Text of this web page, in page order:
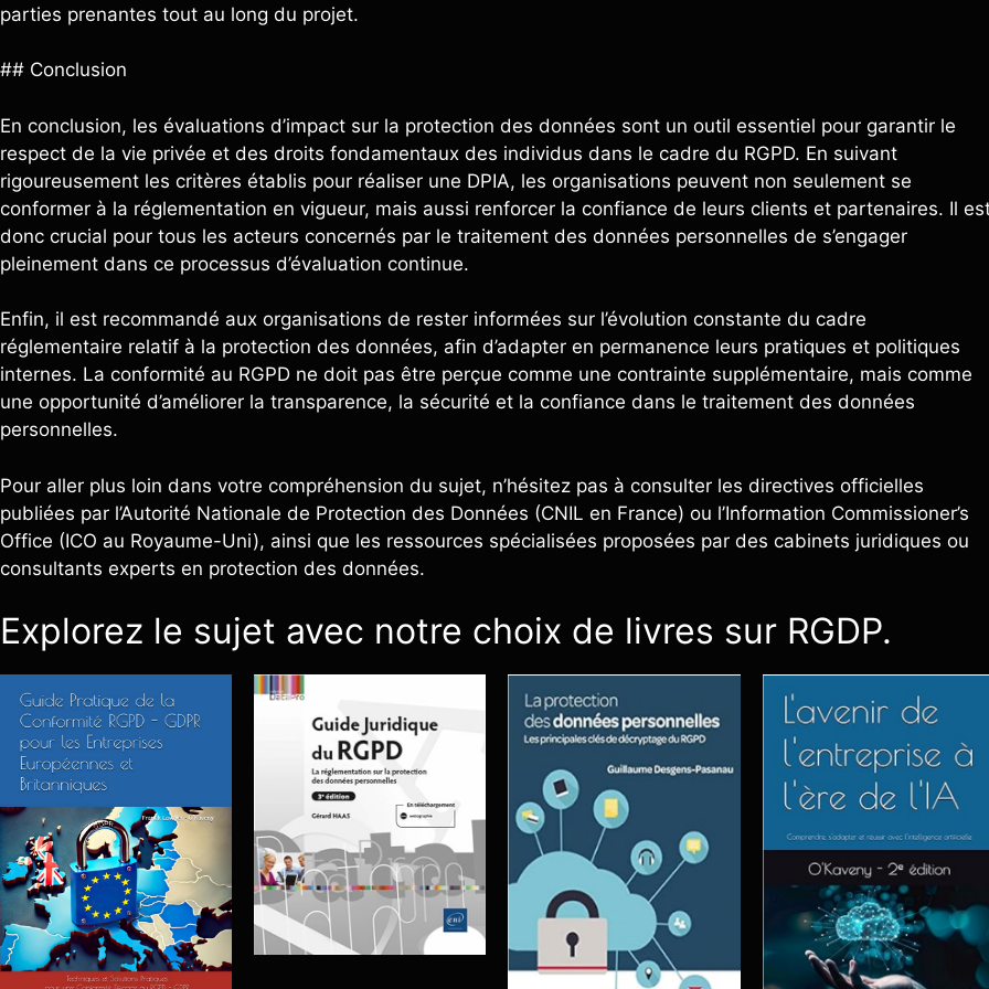
parties prenantes tout au long du projet.
## Conclusion
En conclusion, les évaluations d’impact sur la protection des données sont un outil essentiel pour garantir le
respect de la vie privée et des droits fondamentaux des individus dans le cadre du RGPD. En suivant
rigoureusement les critères établis pour réaliser une DPIA, les organisations peuvent non seulement se
conformer à la réglementation en vigueur, mais aussi renforcer la confiance de leurs clients et partenaires. Il
donc crucial pour tous les acteurs concernés par le traitement des données personnelles de s’engager
pleinement dans ce processus d’évaluation continue.
Enfin, il est recommandé aux organisations de rester informées sur l’évolution constante du cadre
réglementaire relatif à la protection des données, afin d’adapter en permanence leurs pratiques et politiques
internes. La conformité au RGPD ne doit pas être perçue comme une contrainte supplémentaire, mais comme
une opportunité d’améliorer la transparence, la sécurité et la confiance dans le traitement des données
personnelles.
Pour aller plus loin dans votre compréhension du sujet, n’hésitez pas à consulter les directives officielles
publiées par l’Autorité Nationale de Protection des Données (CNIL en France) ou l’Information Commissioner’s
Office (ICO au Royaume-Uni), ainsi que les ressources spécialisées proposées par des cabinets juridiques ou
consultants experts en protection des données.
Explorez le sujet avec notre choix de livres sur RGDP.